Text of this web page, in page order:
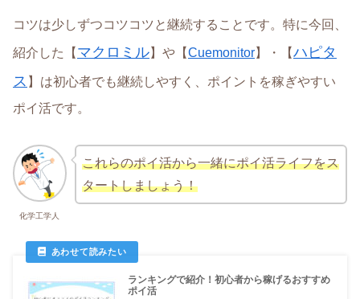
コツは少しずつコツコツと継続することです。特に今回、
紹介した【 マクロミル】や【Cuemonitor】・【ハピタ
ス 】は初心者でも継続しやすく、ポイントを稼ぎやすい
ポイ活です。
化学工学人
これらのポイ活から一緒にポイ活ライフをス
タートしましょう！
ランキングで紹介！初心者から稼げるおすすめ
ポイ活